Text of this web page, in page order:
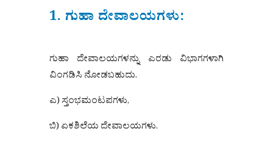
1. ಗುಹಾ ದೇವಾಲಯಗಳು:
ಗುಹಾ ದೇವಾಲಯಗಳನ್ನು ಎರಡು ವಿಭಾಗಗಳಾಗಿ
ವಿಂಗಡಿಸಿ ನೋಡಬಹುದು.
ಎ) ಸ್ತಂಭಮಂಟಪಗಳು,
ಬಿ) ಏಕಶಿಲೆಯ ದೇವಾಲಯಗಳು.